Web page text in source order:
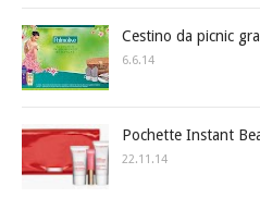
Cestino da picnic
6.6.14
Pochette Instant
22.11.14